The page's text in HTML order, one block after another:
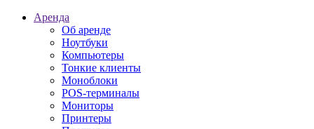
Аренда
Об аренде
Ноутбуки
Компьютеры
Тонкие клиенты
Моноблоки
POS-терминалы
Мониторы
Принтеры